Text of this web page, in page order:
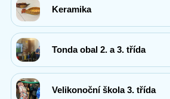
Keramika
Tonda obal 2. a 3. třída
Velikonoční škola 3. třída